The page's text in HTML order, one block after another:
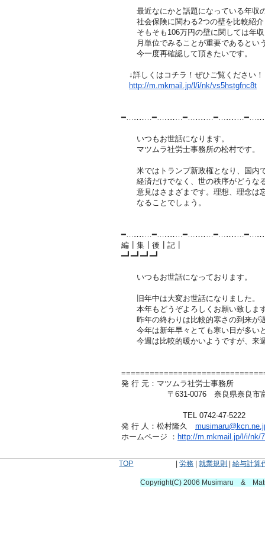
最近なにかと話題になっている年収
社会保険に関わる2つの壁を比較紹介
そもそも106万円の壁に関しては年収
月単位でみることが重要であるとい
今一度再確認して頂きたいです。
↓詳しくはコチラ！ぜひご覧ください！
http://m.mkmail.jp/l/i/nk/vs5hstgfnc8t
いつもお世話になります。
マツムラ社労士事務所の松村です。
米ではトランプ新政権となり、国内
経済だけでなく、世の秩序がどうな
意見はさまざまです。理想、理念は
なることでしょう。
編┃集┃後┃記┃
━┛━┛━┛━┛
いつもお世話になっております。
旧年中は大変お世話になりました。
本年もどうぞよろしくお願い致しま
昨年の終わりは比較的寒さの到来が
今年は新年早々とても寒い日が多い
今週は比較的暖かいようですが、来
==============================
発 行 元：マツムラ社労士事務所
〒631-0076 奈良県奈良市富雄
TEL 0742-47-5222
発 行 人：松村隆久
ホームページ ： http://m.mkmail.jp/l/i/nk/
TOP |労務 |就業規則 |給与計算
Copyright(C) 2006 Musimaru &